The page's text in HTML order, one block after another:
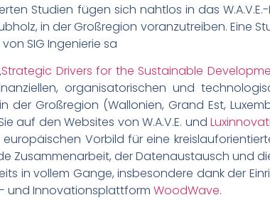
Studien fügen sich nahtlos in das
in der Großregion voranzutreiben. Eine
SIG Ingenierie sa
Strategic Drivers for the Sustainable
organisatorischen und
der Großregion (Wallonien, Grand Est,
auf den Websites von W.A.V.E. und
Vorbild für eine
Zusammenarbeit, der Datenaustausch und
in vollem Gange, insbesondere dank der
und Innovationsplattform WoodWave.